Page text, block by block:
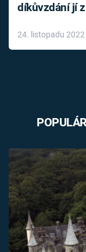
díkůvzdání jí
24. listopadu 2022